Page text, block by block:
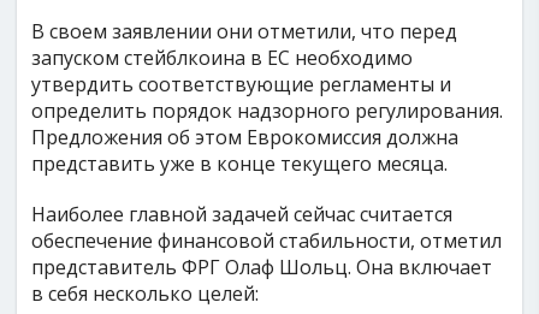
В своем заявлении они отметили, что перед
запуском стейблкоина в ЕС необходимо
утвердить соответствующие регламенты и
определить порядок надзорного регулирования.
Предложения об этом Еврокомиссия должна
представить уже в конце текущего месяца.
Наиболее главной задачей сейчас считается
обеспечение финансовой стабильности, отметил
представитель ФРГ Олаф Шольц. Она включает
в себя несколько целей: